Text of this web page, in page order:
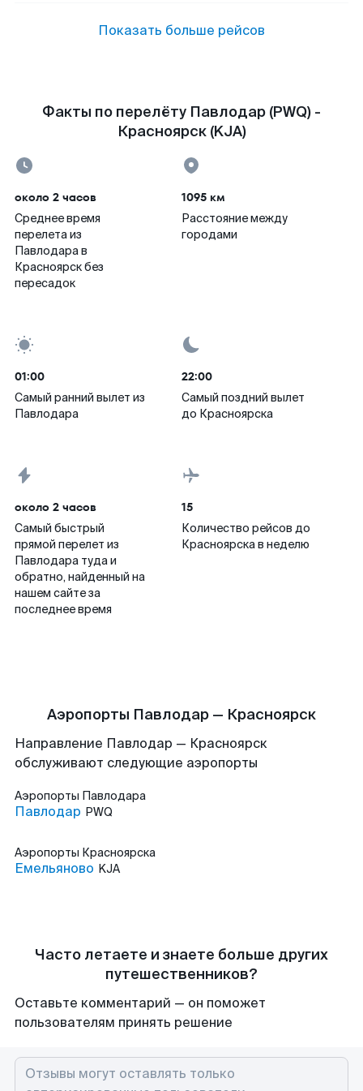
Показать больше рейсов
Факты по перелёту Павлодар (PWQ) -
Красноярск (KJA)
около 2 часов
Среднее время
перелета из
Павлодара в
Красноярск без
пересадок
1095 км
Расстояние между
городами
01:00
Самый ранний вылет из
Павлодара
22:00
Самый поздний вылет
до Красноярска
около 2 часов
Самый быстрый
прямой перелет из
Павлодара туда и
обратно, найденный на
нашем сайте за
последнее время
15
Количество рейсов до
Красноярска в неделю
Аэропорты Павлодар — Красноярск
Направление Павлодар — Красноярск
обслуживают следующие аэропорты
Аэропорты Павлодара
Павлодар PWQ
Аэропорты Красноярска
Емельяново KJA
Часто летаете и знаете больше других
путешественников?
Оставьте комментарий — он поможет
пользователям принять решение